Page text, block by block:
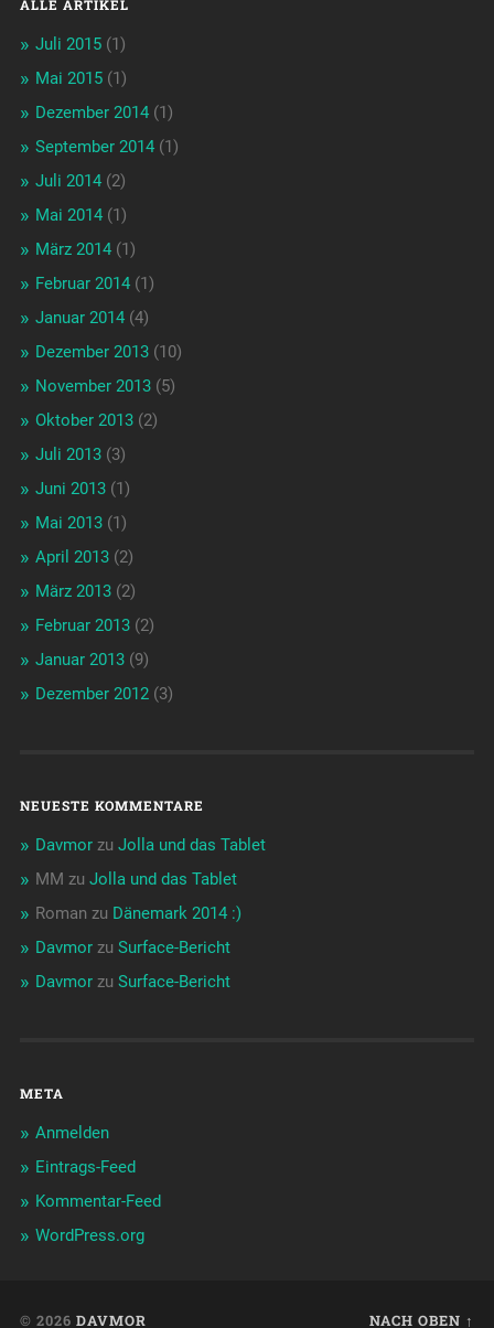
ALLE ARTIKEL
Juli 2015(1)
Mai 2015(1)
Dezember 2014(1)
September 2014(1)
Juli 2014(2)
Mai 2014(1)
März 2014(1)
Februar 2014(1)
Januar 2014(4)
Dezember 2013(10)
November 2013(5)
Oktober 2013(2)
Juli 2013(3)
Juni 2013(1)
Mai 2013(1)
April 2013(2)
März 2013(2)
Februar 2013(2)
Januar 2013(9)
Dezember 2012(3)
NEUESTE KOMMENTARE
Davmorzu Jolla und das Tablet
MM zu Jolla und das Tablet
Roman zu Dänemark 2014 :)
Davmorzu Surface-Bericht
Davmorzu Surface-Bericht
META
Anmelden
Eintrags-Feed
Kommentar-Feed
WordPress.org
© 2026 DAVMOR NACH OBEN ↑